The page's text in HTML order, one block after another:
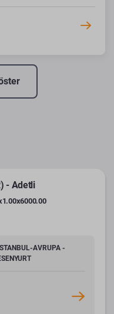
- Adetli
AVRUPA -